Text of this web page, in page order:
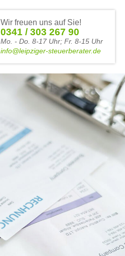
Wir freuen uns auf Sie!
0341 / 303 267 90
Mo. - Do. 8-17 Uhr; Fr. 8-15 Uhr
info@leipziger-steuerberater.de